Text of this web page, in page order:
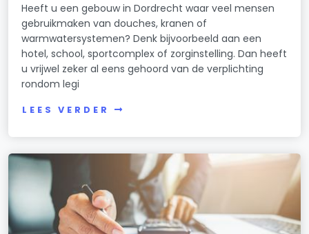
Heeft u een gebouw in Dordrecht waar veel mensen
gebruikmaken van douches, kranen of
warmwatersystemen? Denk bijvoorbeeld aan een
hotel, school, sportcomplex of zorginstelling. Dan heeft
u vrijwel zeker al eens gehoord van de verplichting
rondom legi
LEES VERDER